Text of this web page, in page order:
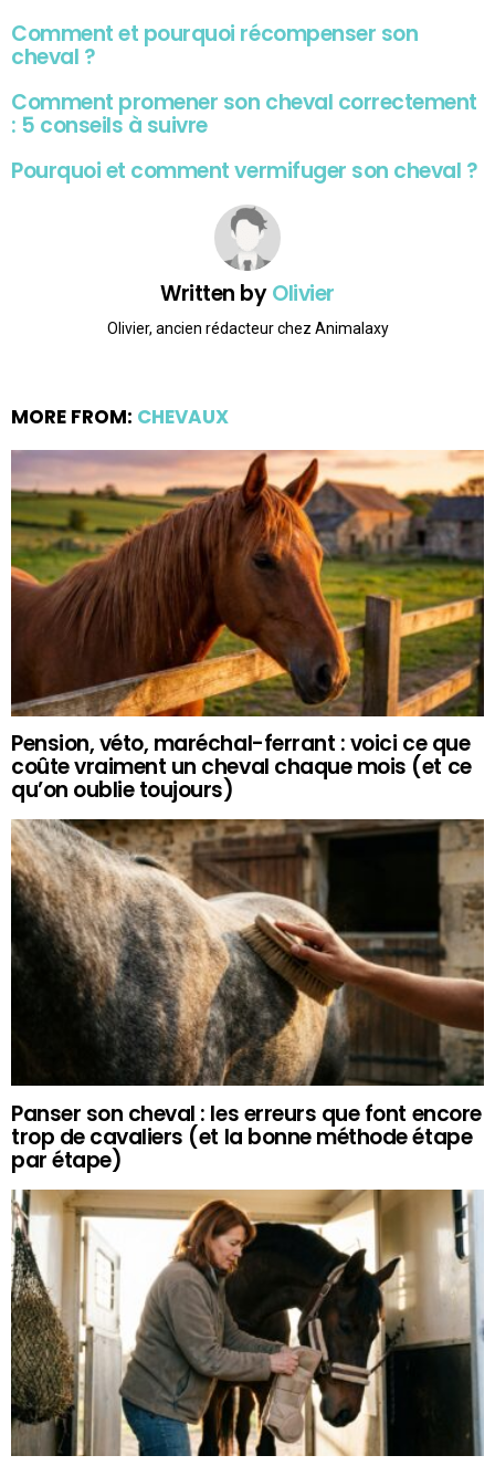
Comment et pourquoi récompenser son
cheval ?
Comment promener son cheval correctement
: 5 conseils à suivre
Pourquoi et comment vermifuger son cheval ?
Written byOlivier
Olivier, ancien rédacteur chez Animalaxy
MORE FROM: CHEVAUX
Pension, véto, maréchal-ferrant : voici ce que
coûte vraiment un cheval chaque mois (et ce
qu’on oublie toujours)
Panser son cheval : les erreurs que font encore
trop de cavaliers (et la bonne méthode étape
par étape)